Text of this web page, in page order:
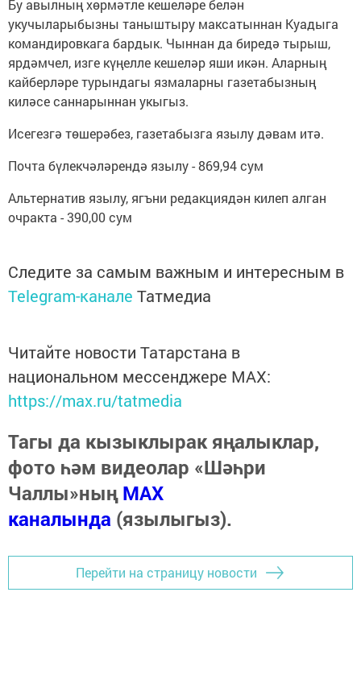
Бу авылның хөрмәтле кешеләре белән
укучыларыбызны таныштыру максатыннан Куадыга
командировкага бардык. Чыннан да биредә тырыш,
ярдәмчел, изге күңелле кешеләр яши икән. Аларның
кайберләре турындагы язмаларны газетабызның
киләсе саннарыннан укыгыз.
Исегезгә төшерәбез, газетабызга язылу дәвам итә.
Почта бүлекчәләрендә язылу - 869,94 сум
Альтернатив язылу, ягъни редакциядән килеп алган
очракта - 390,00 сум
Следите за самым важным и интересным в
Telegram-канале Татмедиа
Читайте новости Татарстана в
национальном мессенджере MАХ:
https://max.ru/tatmedia
Тагы да кызыклырак яңалыклар,
фото һәм видеолар «Шәһри
Чаллы»ныңMAX
каналында (язылыгыз).
Перейти на страницу новости